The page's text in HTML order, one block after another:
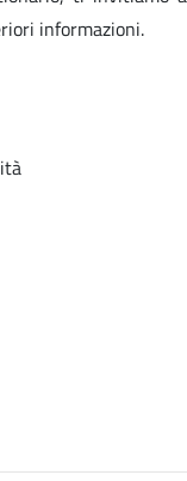
informazioni.